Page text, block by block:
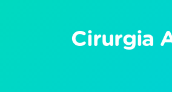
Cirurgia